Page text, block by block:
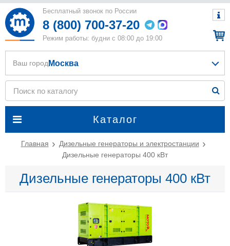
Бесплатный звонок по России
8 (800) 700-37-20
Режим работы: будни с 08:00 до 19:00
Каталог
Ваш город Москва
Главная
Дизельные генераторы и электростанции
Дизельные генераторы 400 кВт
Дизельные генераторы 400 кВт